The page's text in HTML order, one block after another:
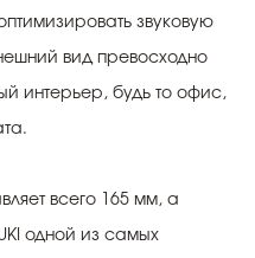
звуковую
вид превосходно
интерьер, будь то офис,
всего 165 мм, а
одной из самых